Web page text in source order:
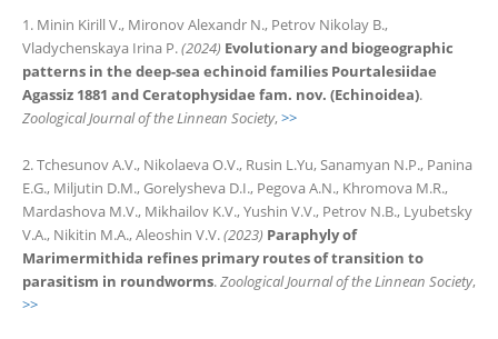
Minin Kirill V., Mironov Alexandr N., Petrov Nikolay B.,
Vladychenskaya Irina P.(2024) Evolutionary and biogeographic
patterns in the deep-sea echinoid families Pourtalesiidae
Agassiz 1881 and Ceratophysidae fam. nov. (Echinoidea).
Zoological Journal of the Linnean Society,>>
Tchesunov A.V., Nikolaeva O.V., Rusin L.Yu, Sanamyan N.P., Panina
E.G., Miljutin D.M., Gorelysheva D.I., Pegova A.N., Khromova M.R.,
Mardashova M.V., Mikhailov K.V., Yushin V.V., Petrov N.B., Lyubetsky
V.A., Nikitin M.A., Aleoshin V.V.(2023) Paraphyly of
Marimermithida refines primary routes of transition to
parasitism in roundworms.Zoological Journal of the Linnean Society,
>>